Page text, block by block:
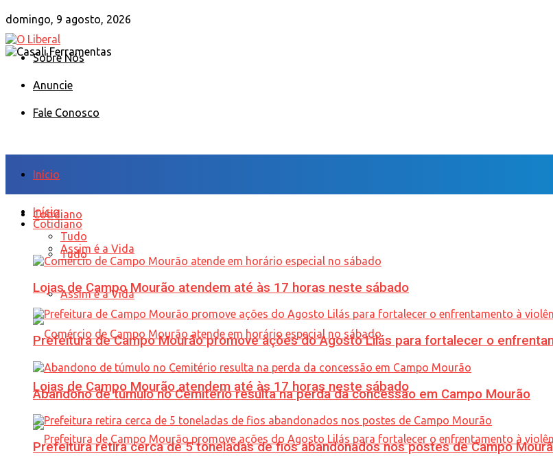
domingo, 9 agosto, 2026
Sobre Nós
Anuncie
Fale Conosco
Início
Cotidiano
Tudo
Assim é a Vida
Lojas de Campo Mourão atendem até às 17 horas neste sábado
Início
Cotidiano
Tudo
Assim é a Vida
Lojas de Campo Mourão atendem até às 17 horas neste sábado
Prefeitura de Campo Mourão promove ações do Agosto Lilás para fortalecer o
Abandono de túmulo no Cemitério resulta na perda da concessão em Campo Mourão
Prefeitura retira cerca de 5 toneladas de fios abandonados nos postes de Campo